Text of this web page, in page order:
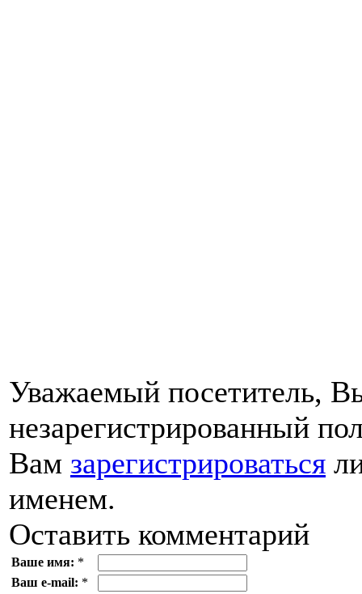
Уважаемый посетитель,
незарегистрированный
Вам зарегистрироваться
именем.
Оставить комментарий
Ваше имя: *
Ваш e-mail: *